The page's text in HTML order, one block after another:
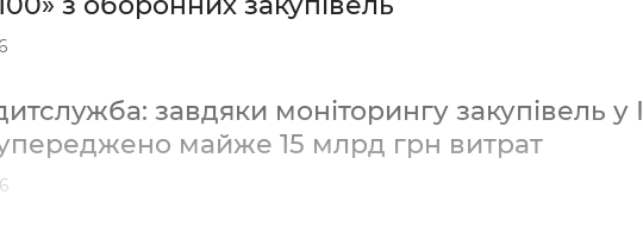
завдяки моніторингу закупівель у І
упереджено майже 15 млрд грн витрат